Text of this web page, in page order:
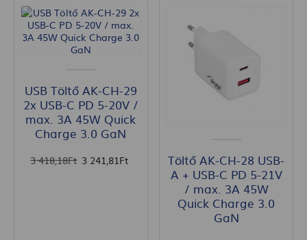
USB Töltő AK-CH-29
2x USB-C PD 5-20V /
max. 3A 45W Quick
Charge 3.0 GaN
3 418,18Ft 3 241 ,81Ft
Töltő AK-CH-28 USB-
A + USB-C PD 5-21V
/ max. 3A 45W
Quick Charge 3.0
GaN